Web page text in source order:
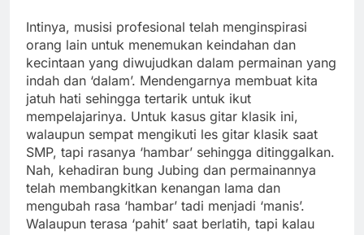
Intinya, musisi profesional telah menginspirasi
orang lain untuk menemukan keindahan dan
kecintaan yang diwujudkan dalam permainan yang
indah dan ‘dalam’. Mendengarnya membuat kita
jatuh hati sehingga tertarik untuk ikut
mempelajarinya. Untuk kasus gitar klasik ini,
walaupun sempat mengikuti les gitar klasik saat
SMP, tapi rasanya ‘hambar’ sehingga ditinggalkan.
Nah, kehadiran bung Jubing dan permainannya
telah membangkitkan kenangan lama dan
mengubah rasa ‘hambar’ tadi menjadi ‘manis’.
Walaupun terasa ‘pahit’ saat berlatih, tapi kalau